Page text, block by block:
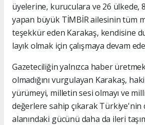
üyelerine, kuruculara ve 26 ülkede,
yapan büyük TİMBİR ailesinin tüm
teşekkür eden Karakaş, kendisine
layık olmak için çalışmaya devam
Gazeteciliğin yalnızca haber
olmadığını vurgulayan Karakaş,
yürümeyi, milletin sesi olmayı ve
değerlere sahip çıkarak Türkiye'nin
alanındaki gücünü daha da ileri